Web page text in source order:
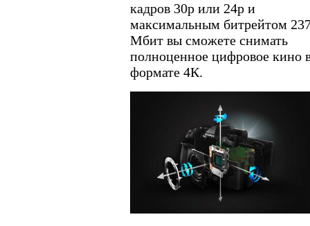
кадров 30р или 24р и
максимальным битрейтом
Мбит вы сможете снимать
полноценное цифровое кино
формате 4К.